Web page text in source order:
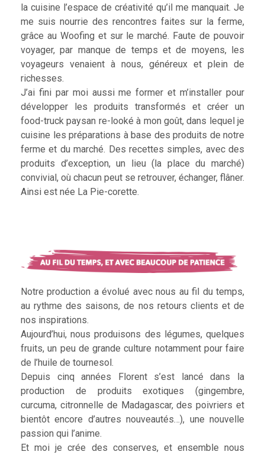
la cuisine l’espace de créativité qu’il me manquait. Je
me suis nourrie des rencontres faites sur la ferme,
grâce au Woofing et sur le marché. Faute de pouvoir
voyager, par manque de temps et de moyens, les
voyageurs venaient à nous, généreux et plein de
richesses.
J’ai fini par moi aussi me former et m’installer pour
développer les produits transformés et créer un
food-truck paysan re-looké à mon goût, dans lequel je
cuisine les préparations à base des produits de notre
ferme et du marché. Des recettes simples, avec des
produits d’exception, un lieu (la place du marché)
convivial, où chacun peut se retrouver, échanger, flâner.
Ainsi est née La Pie-corette.
Notre production a évolué avec nous au fil du temps,
au rythme des saisons, de nos retours clients et de
nos inspirations.
Aujourd’hui, nous produisons des légumes, quelques
fruits, un peu de grande culture notamment pour faire
de l’huile de tournesol.
Depuis cinq années Florent s’est lancé dans la
production de produits exotiques (gingembre,
curcuma, citronnelle de Madagascar, des poivriers et
bientôt encore d’autres nouveautés…), une nouvelle
passion qui l’anime.
Et moi je crée des conserves, et ensemble nous